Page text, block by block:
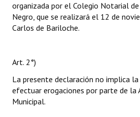
organizada por el Colegio Notarial
Negro, que se realizará el 12 de
Carlos de Bariloche.
Art. 2°)
La presente declaración no implica
efectuar erogaciones por parte de la
Municipal.